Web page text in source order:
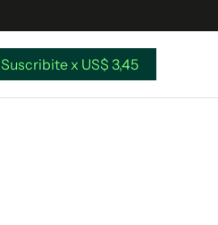
Suscribite x US$ 3,45